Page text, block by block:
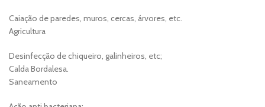
Caiação de paredes, muros, cercas, árvores, etc.
Agricultura
Desinfecção de chiqueiro, galinheiros, etc;
Calda Bordalesa.
Saneamento